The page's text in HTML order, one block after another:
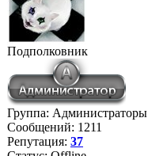
Подполковник
Группа: Администраторы
Сообщений: 1211
Репутация: 37